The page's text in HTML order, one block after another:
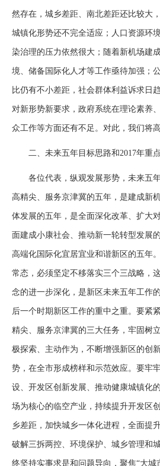
然存在，城乡差距、南北差距还比较大
城镇化形势还不完全适应；人口资源环
染治理的压力依然很大；随着新机场建
境、储备国际化人才等工作亟待加强；
比仍有不小差距，社会群体利益诉求日
对新形势新要求，政府系统在理论素养
众工作等方面还有不足。对此，我们将
二、未来五年目标思路和2017年重
各位代表，纵观发展形势，未来五年
高精尖、服务京津冀的五年，是建成新
体发展的五年，是全面深化改革、扩大
面建成小康社会、推动新一轮转型发展
高端化国际化宜居宜业和谐新区的五年
常态，必须坚定不移落实三个三战略，
念的进一步深化，是新区未来五年工作
后一个时期新区工作的重中之重。要紧
精尖、服务京津冀的三大任务，牢固树
极探索、主动作为，不断增强新区的创
势，在全市形成榜样和示范效应。要牢
设、开发区创新发展、推动健康城镇化
场为核心的临空产业，持续提升开发区
乡差距，加快城乡一体化进程，全面提
破解三拆两控、环境保护、城乡管理和
终坚持实事求是和问题导向，聚焦“大城